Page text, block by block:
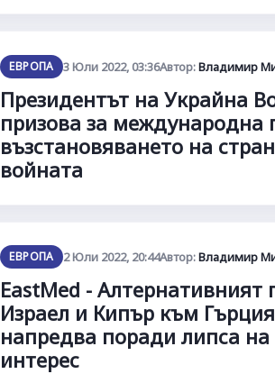
ЕВРОПА 3 Юли 2022, 03:36Автор:Владимир
Президентът на Украйна
призова за международна
възстановяването на
войната
ЕВРОПА 2 Юли 2022, 20:44Автор:Владимир
EastMed - Алтернативният
Израел и Кипър към
напредва поради липса
интерес